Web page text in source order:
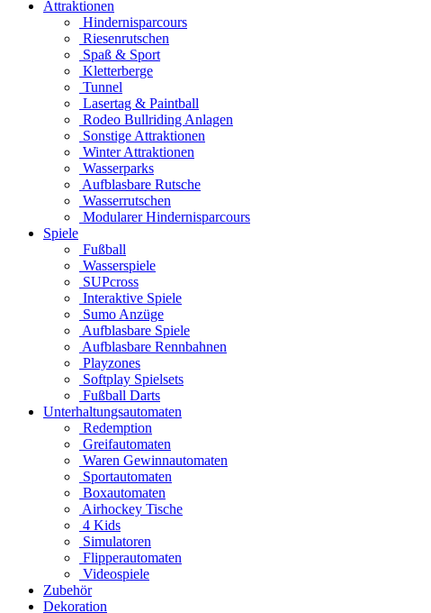
Attraktionen
Hindernisparcours
Riesenrutschen
Spaß & Sport
Kletterberge
Tunnel
Lasertag & Paintball
Rodeo Bullriding Anlagen
Sonstige Attraktionen
Winter Attraktionen
Wasserparks
Aufblasbare Rutsche
Wasserrutschen
Modularer Hindernisparcours
Spiele
Fußball
Wasserspiele
SUPcross
Interaktive Spiele
Sumo Anzüge
Aufblasbare Spiele
Aufblasbare Rennbahnen
Playzones
Softplay Spielsets
Fußball Darts
Unterhaltungsautomaten
Redemption
Greifautomaten
Waren Gewinnautomaten
Sportautomaten
Boxautomaten
Airhockey Tische
4 Kids
Simulatoren
Flipperautomaten
Videospiele
Zubehör
Dekoration